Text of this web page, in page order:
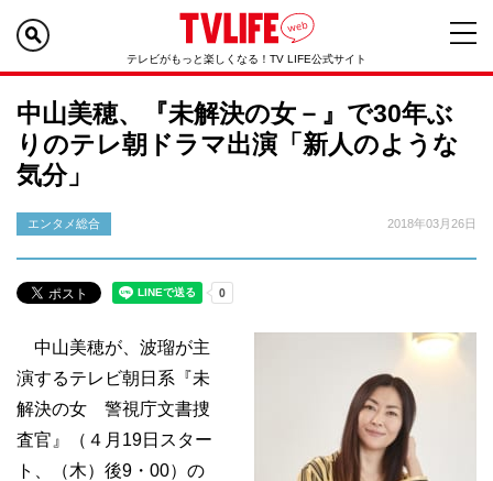
テレビがもっと楽しくなる！TV LIFE公式サイト
中山美穂、『未解決の女－』で30年ぶ
りのテレ朝ドラマ出演「新人のような
気分」
エンタメ総合 2018年03月26日
中山美穂が、波瑠が主
演するテレビ朝日系『未
解決の女 警視庁文書捜
査官』（４月19日スター
ト、（木）後9・00）の